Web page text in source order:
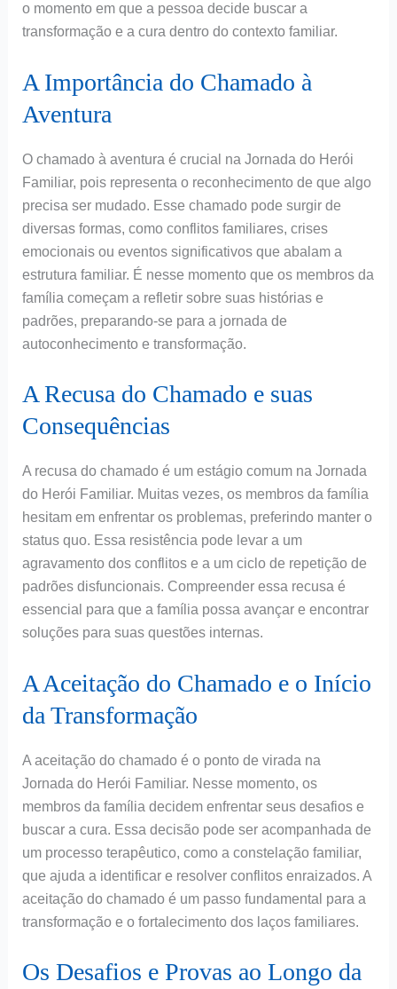
o momento em que a pessoa decide buscar a
transformação e a cura dentro do contexto familiar.
A Importância do Chamado à
Aventura
O chamado à aventura é crucial na Jornada do Herói
Familiar, pois representa o reconhecimento de que algo
precisa ser mudado. Esse chamado pode surgir de
diversas formas, como conflitos familiares, crises
emocionais ou eventos significativos que abalam a
estrutura familiar. É nesse momento que os membros da
família começam a refletir sobre suas histórias e
padrões, preparando-se para a jornada de
autoconhecimento e transformação.
A Recusa do Chamado e suas
Consequências
A recusa do chamado é um estágio comum na Jornada
do Herói Familiar. Muitas vezes, os membros da família
hesitam em enfrentar os problemas, preferindo manter o
status quo. Essa resistência pode levar a um
agravamento dos conflitos e a um ciclo de repetição de
padrões disfuncionais. Compreender essa recusa é
essencial para que a família possa avançar e encontrar
soluções para suas questões internas.
A Aceitação do Chamado e o Início
da Transformação
A aceitação do chamado é o ponto de virada na
Jornada do Herói Familiar. Nesse momento, os
membros da família decidem enfrentar seus desafios e
buscar a cura. Essa decisão pode ser acompanhada de
um processo terapêutico, como a constelação familiar,
que ajuda a identificar e resolver conflitos enraizados. A
aceitação do chamado é um passo fundamental para a
transformação e o fortalecimento dos laços familiares.
Os Desafios e Provas ao Longo da